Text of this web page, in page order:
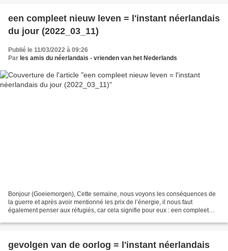
een compleet nieuw leven = l'instant néerlandais
du jour (2022_03_11)
Publié le 11/03/2022 à 09:26
Par les amis du néerlandais - vrienden van het Nederlands
Bonjour (Goeiemorgen), Cette semaine, nous voyons les conséquences de
la guerre et après avoir mentionné les prix de l’énergie, il nous faut
également penser aux réfugiés, car cela signifie pour eux : een compleet
gevolgen van de oorlog = l'instant néerlandais